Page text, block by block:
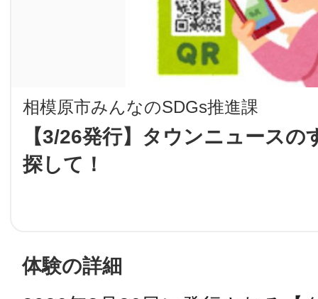
相模原市みんなのSDGs推進課
【3/26発行】タウンニュースの
探して！
体験の詳細
加盟スポットに
地域に導入を